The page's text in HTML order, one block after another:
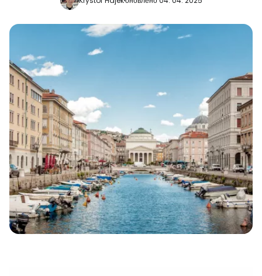
Продовжуйте у Facebook
Продовжити з email